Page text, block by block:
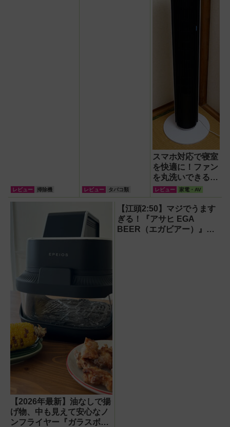
レビュー 掃除機 レビュー タバコ類
スマホ対応で寝室
を快適に！ファン
を丸洗いできる
Levoitの42インチ
タワーファン
レビュー 家電・AV
【2026年最新】油なしで揚
げ物、中も見えて安心なノ
ンフライヤー『ガラスボウ
【江頭2:50】マジでうます
ぎる！『アサヒ EGA
BEER（エガビアー）』が